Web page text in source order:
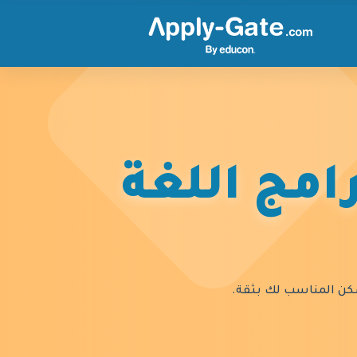
اللغة
المناسب لك بثقة.